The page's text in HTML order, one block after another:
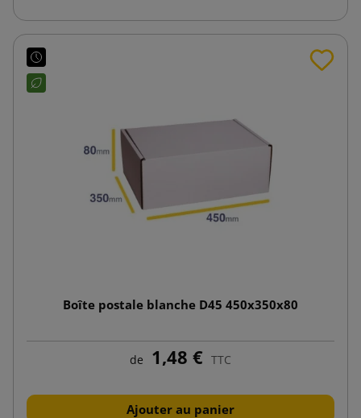
Boîte postale blanche D45 450x350x80
de 1,48 € TTC
Ajouter au panier